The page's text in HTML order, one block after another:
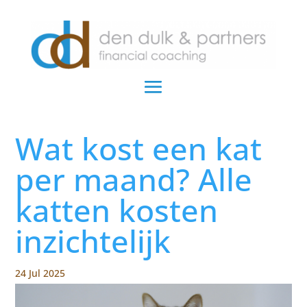
Wat kost een kat
per maand? Alle
katten kosten
inzichtelijk
24 Jul 2025